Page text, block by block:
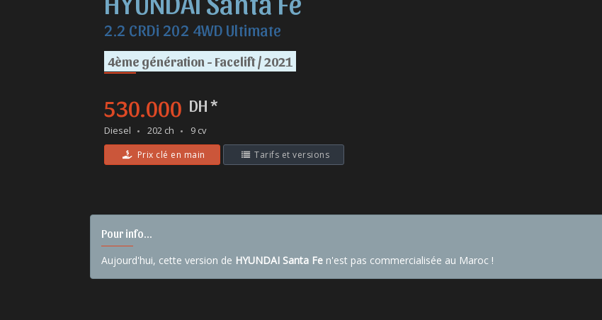
2.2 CRDi 202 4WD Ultimate
4ème génération - Facelift / 2021
530.000 DH *
Diesel 202 ch 9 cv
Prix clé en main Tarifs et versions
Pour info...
Aujourd'hui, cette version de HYUNDAI Santa Fe n'est pas commercialisée au Maroc !